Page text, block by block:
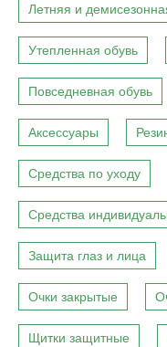
Летняя и
Утепленная обувь
Повседневная обувь
Аксессуары
Средства по уходу
Средства
Защита глаз и лица
Очки закрытые
Щитки защитные